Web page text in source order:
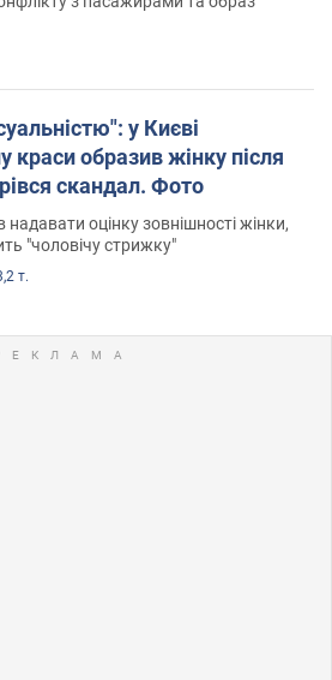
у Києві
краси образив жінку після
скандал. Фото
оцінку зовнішності жінки,
"чоловічу стрижку"
т.